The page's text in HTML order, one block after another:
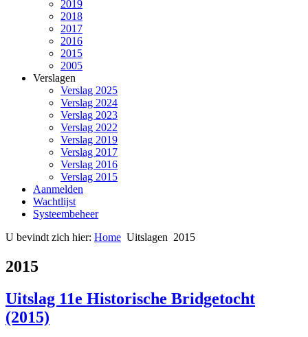
2019
2018
2017
2016
2015
2005
Verslagen
Verslag 2025
Verslag 2024
Verslag 2023
Verslag 2022
Verslag 2019
Verslag 2017
Verslag 2016
Verslag 2015
Aanmelden
Wachtlijst
Systeembeheer
U bevindt zich hier: Home Uitslagen 2015
2015
Uitslag 11e Historische Bridgetocht
(2015)